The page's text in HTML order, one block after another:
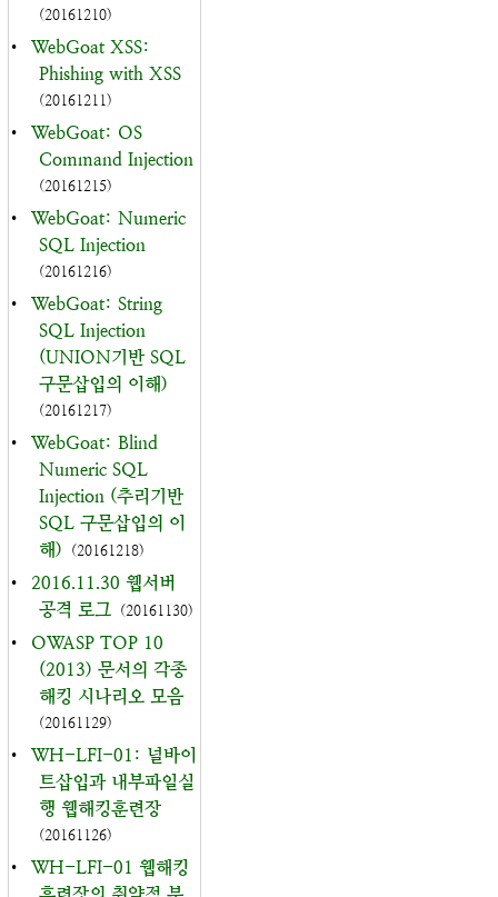
(20161210)
•
WebGoat XSS:
Phishing with XSS
(20161211)
•
WebGoat: OS
Command Injection
(20161215)
•
WebGoat: Numeric
SQL Injection
(20161216)
•
WebGoat: String
SQL Injection
(UNION기반 SQL
구문삽입의 이해)
(20161217)
•
WebGoat: Blind
Numeric SQL
Injection (추리기반
SQL 구문삽입의 이
해)
(20161218)
•
2016.11.30 웹서버
공격 로그 (20161130)
•
OWASP TOP 10
(2013) 문서의 각종
해킹 시나리오 모음
(20161129)
•
WH-LFI-01: 널바이
트삽입과 내부파일실
행 웹해킹훈련장
(20161126)
•
WH-LFI-01 웹해킹